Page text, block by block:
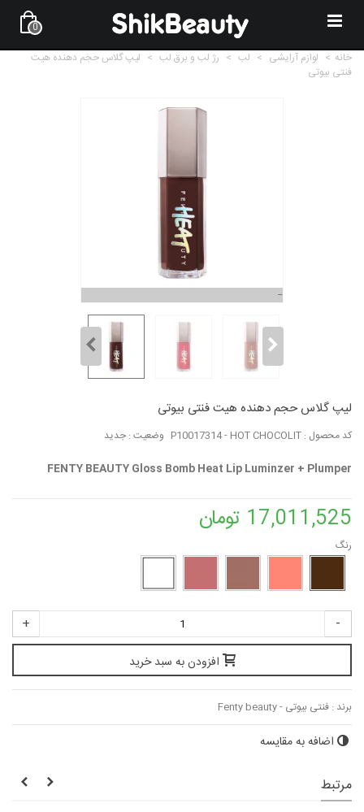
0
خانه > لوازم آرایشی > لب > رژ لب و برق لب > لیپ گلاس حجم دهنده هیت
فنتی بیوتی
لیپ گلاس حجم دهنده هیت فنتی بیوتی
کد محصول : P10017314 - HOT CHOCOLIT وضعیت : جدید
FENTY BEAUTY Gloss Bomb Heat Lip Luminzer + Plumper
17,011,525 تومان
رنگ
-
+
افزودن به سبد خرید
برند : فنتی بیوتی - Fenty beauty
اضافه به مقایسه
مرتبط